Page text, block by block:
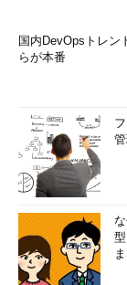
国内DevOpsトレン
らが本番